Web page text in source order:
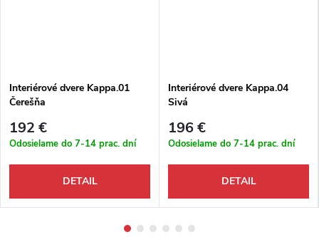
Interiérové dvere Kappa.01
Čerešňa
192 €
Odosielame do 7-14 prac. dní
DETAIL
Interiérové dvere Kappa.04
Sivá
196 €
Odosielame do 7-14 prac. dní
DETAIL